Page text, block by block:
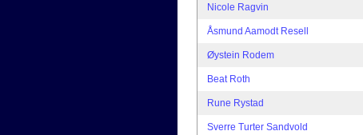
Nicole Ragvin
Åsmund Aamodt Resell
Øystein Rodem
Beat Roth
Rune Rystad
Sverre Turter Sandvold